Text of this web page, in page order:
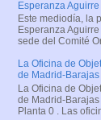
Esperanza
Este mediodía, la
Esperanza
sede del Comité
La Oficina de
de Madrid-Barajas
La Oficina de
de Madrid-
Planta 0 . Las